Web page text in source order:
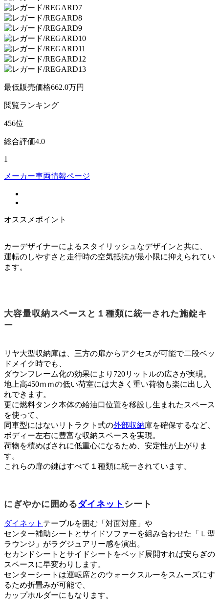
最低販売価格662.0万円
閲覧ランキング
456位
総合評価4.0
1
メーカー車両情報ページ
オススメポイント
カーデザイナーによるスタイリッシュなデザインと共に、
運転のしやすさと走行時の空気抵抗が最小限に抑えられてい
ます。
大容量収納スペースと１種類に統一された施錠キ
ー
リヤ大型収納庫は、三方の扉からアクセスが可能で二段ベッ
ドメイク時でも、
ダウンフレーム化の効果により720リットルの広さが実現。
地上高450ｍｍの低い荷室には大きく重い荷物も楽に出し入
れできます。
更に燃料タンク本体の給油口位置を移設し生まれたスペース
を使って、
同車型にはないリトラクト式の外部収納庫を確保するなど、
ボディー左右に豊富な収納スペースを実現。
荷物を積めばされに低重心になるため、安定性が上がりま
す。
これらの扉の鍵はすべて１種類に統一されています。
にぎやかに囲めるダイネット シート
ダイネット テーブルを囲む「対面対座」や
センター補助シートとサイドソファーを組み合わせた「Ｌ型
ラウンジ」がラグジュアリー感を演出。
セカンドシートとサイドシートをベッド展開すれば安らぎの
スペースに早変わりします。
センターシートは運転席とのウォークスルーをスムーズにす
るため折畳みが可能で、
カップホルダーにもなります。